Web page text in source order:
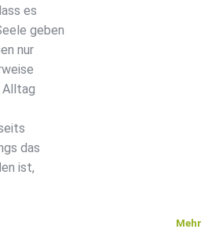
es
geben
nur
Alltag
das
ist,
Mehr